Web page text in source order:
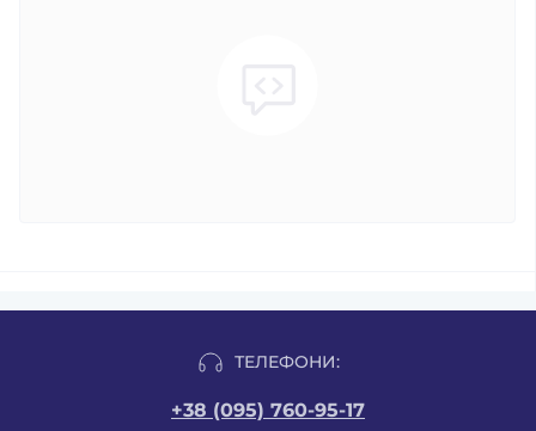
ТЕЛЕФОНИ:
+38 (095) 760-95-17